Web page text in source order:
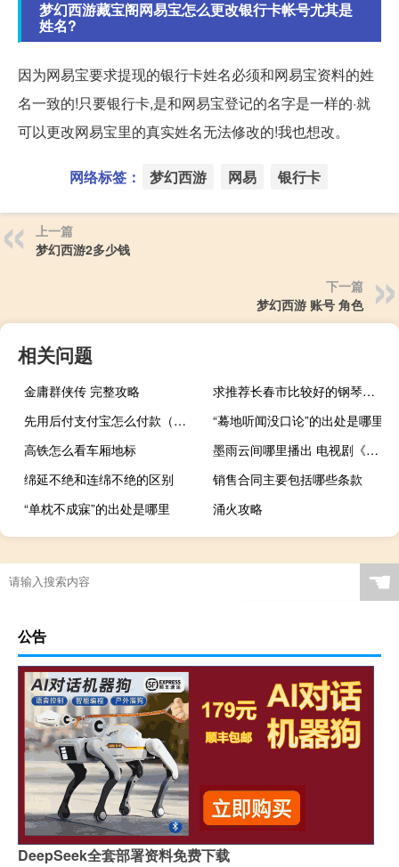
梦幻西游藏宝阁网易宝怎么更改银行卡帐号尤其是
姓名?
因为网易宝要求提现的银行卡姓名必须和网易宝资料的姓
名一致的!只要银行卡,是和网易宝登记的名字是一样的·就
可以更改网易宝里的真实姓名无法修改的!我也想改。
网络标签： 梦幻西游 网易 银行卡
上一篇
梦幻西游2多少钱
下一篇
梦幻西游 账号 角色
相关问题
金庸群侠传 完整攻略
求推荐长春市比较好的钢琴老师
先用后付支付宝怎么付款（支付宝怎么付款）
“蓦地听闻没口论”的出处是哪里
高铁怎么看车厢地标
墨雨云间哪里播出 电视剧《墨雨云间》开播
绵延不绝和连绵不绝的区别
销售合同主要包括哪些条款
“单枕不成寐”的出处是哪里
涌火攻略
☚
公告
DeepSeek全套部署资料免费下载